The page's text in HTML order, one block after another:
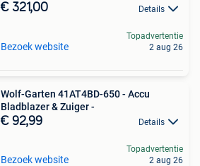
€ 321,00 Details
Bezoek website
Topadvertentie
2 aug 26
Wolf-Garten 41AT4BD-650 - Accu
Bladblazer & Zuiger -
€ 92,99 Details
Bezoek website
Topadvertentie
2 aug 26